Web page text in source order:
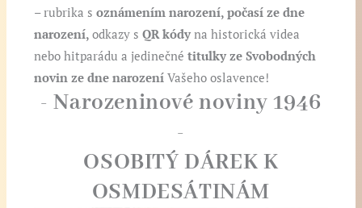
–rubrika s oznámením narození, počasí ze dne
narození,odkazy s QR kódyna historická videa
nebo hitparádu a jedinečné titulky ze Svobodných
novin ze dne narozeníVašeho oslavence!
- Narozeninové noviny 1946
-
OSOBITÝ DÁREK K
OSMDESÁTINÁM